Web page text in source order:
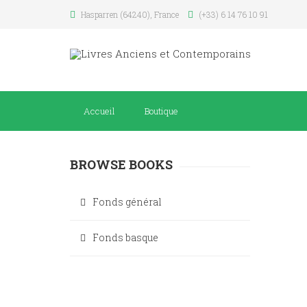
Hasparren (64240), France (+33) 6 14 76 10 91
Accueil Boutique
BROWSE BOOKS
Fonds général
Fonds basque